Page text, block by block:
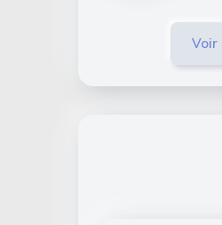
Voir